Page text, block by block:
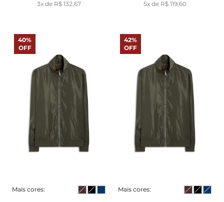
3x de R$ 132,67 5x de R$ 119,60
Mais cores:
40%
OFF
Mais cores:
42%
OFF